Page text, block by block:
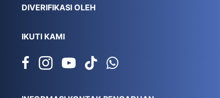
DIVERIFIKASI OLEH
IKUTI KAMI